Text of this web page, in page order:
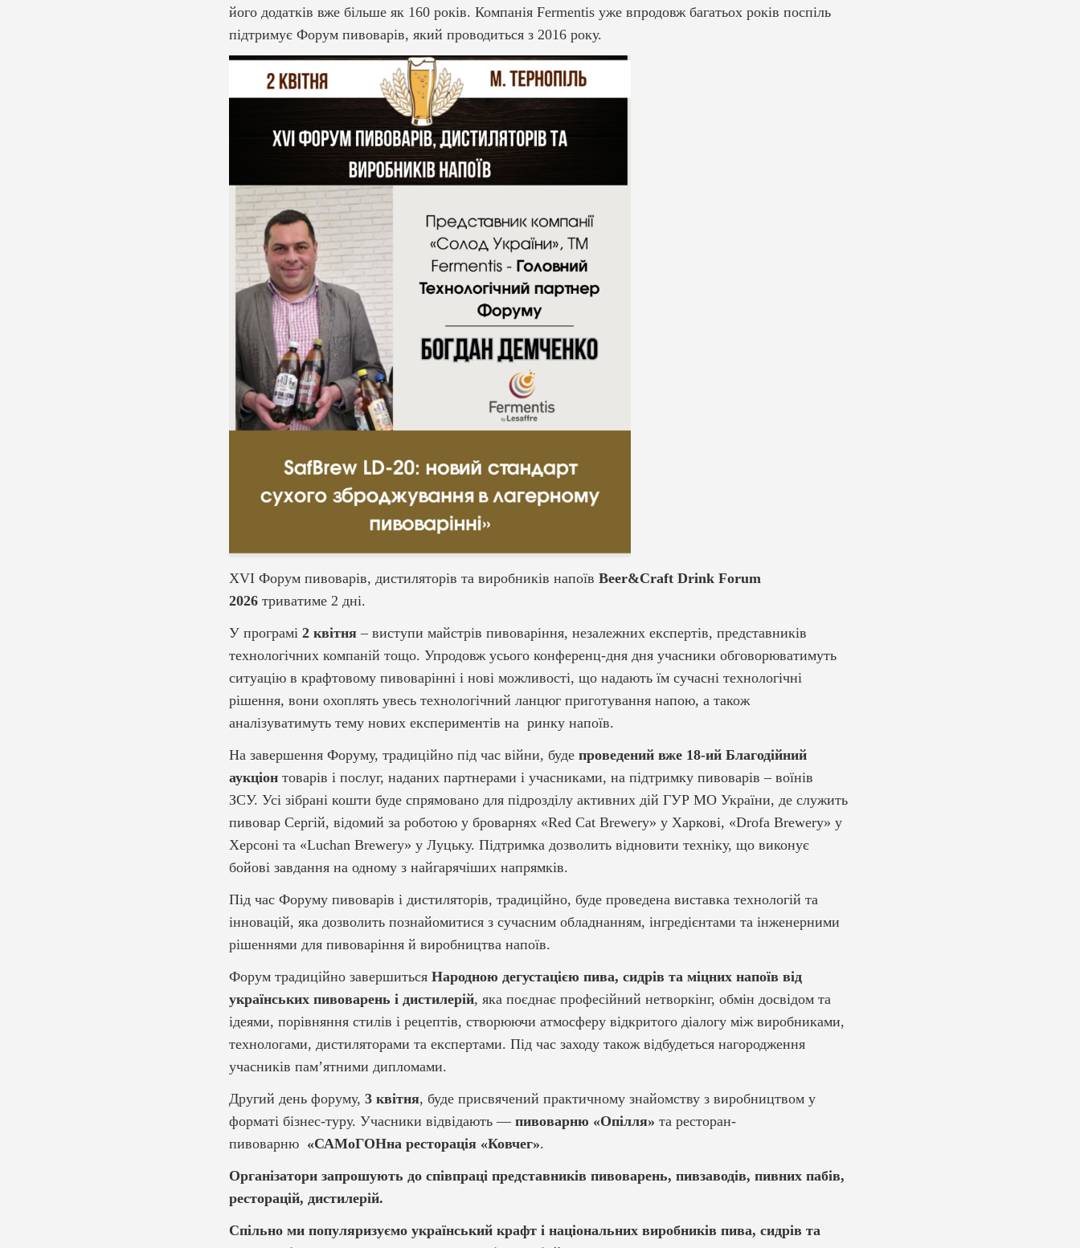
його додатків вже більше як 160 років. Компанія Fermentis уже впродовж багатьох років поспіль
підтримує Форум пивоварів, який проводиться з 2016 року.
XVI Форум пивоварів, дистиляторів та виробників напоївBeer&Craft Drink Forum
2026 триватиме 2 дні.
У програмі2 квітня – виступи майстрів пивоваріння, незалежних експертів, представників
технологічних компаній тощо. Упродовж усього конференц-дня дня учасники обговорюватимуть
ситуацію в крафтовому пивоварінні і нові можливості, що надають їм сучасні технологічні
рішення, вони охоплять увесь технологічний ланцюг приготування напою, а також
аналізуватимуть тему нових експериментів на ринку напоїв.
На завершення Форуму, традиційно під час війни, будепроведений вже 18-ий Благодійний
аукціонтоварів і послуг, наданих партнерами і учасниками, на підтримку пивоварів – воїнів
ЗСУ. Усі зібрані кошти буде спрямовано для підрозділу активних дій ГУР МО України, де служить
пивовар Сергій, відомий за роботою у броварнях «Red Cat Brewery» у Харкові, «Drofa Brewery» у
Херсоні та «Luchan Brewery» у Луцьку. Підтримка дозволить відновити техніку, що виконує
бойові завдання на одному з найгарячіших напрямків.
Під час Форуму пивоварів і дистиляторів, традиційно, буде проведена виставка технологій та
інновацій, яка дозволить познайомитися з сучасним обладнанням, інгредієнтами та інженерними
рішеннями для пивоваріння й виробництва напоїв.
Форум традиційно завершиться Народною дегустацією пива, сидрів та міцних напоїв від
українських пивоварень і дистилерій, яка поєднає професійний нетворкінг, обмін досвідом та
ідеями, порівняння стилів і рецептів, створюючи атмосферу відкритого діалогу між виробниками,
технологами, дистиляторами та експертами. Під час заходу також відбудеться нагородження
учасників пам’ятними дипломами.
Другий день форуму,3 квітня, буде присвячений практичному знайомству з виробництвом у
форматі бізнес-туру. Учасники відвідають —пивоварню «Опілля» та ресторан-
пивоварню «САМоГОНна ресторація «Ковчег».
Організатори запрошують до співпраці представників пивоварень, пивзаводів, пивних пабів,
ресторацій, дистилерій.
Спільно ми популяризуємо український крафт і національних виробників пива, сидрів та